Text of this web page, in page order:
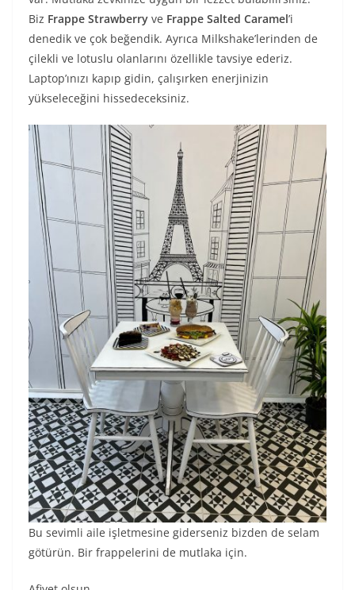
Biz Frappe Strawberry ve Frappe Salted Caramel’i
denedik ve çok beğendik. Ayrıca Milkshake’lerinden de
çilekli ve lotuslu olanlarını özellikle tavsiye ederiz.
Laptop’ınızı kapıp gidin, çalışırken enerjinizin
yükseleceğini hissedeceksiniz.
Bu sevimli aile işletmesine giderseniz bizden de selam
götürün. Bir frappelerini de mutlaka için.